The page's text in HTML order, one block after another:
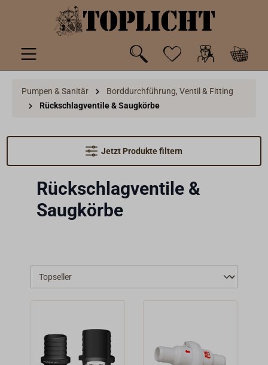
springen
Pumpen & Sanitär
Borddurchführung, Ventil & Fitting
Rückschlagventile & Saugkörbe
Jetzt Produkte filtern
Rückschlagventile &
Saugkörbe